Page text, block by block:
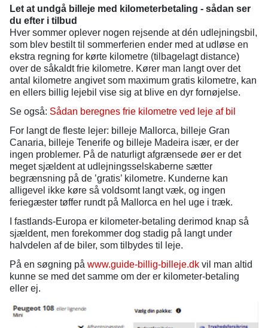
Let at undgå billeje med kilometerbetaling - sådan ser
du efter i tilbud
Hver sommer oplever nogen rejsende at dén udlejningsbil,
som blev bestilt til sommerferien ender med at udløse en
ekstra regning for kørte kilometre (tilbagelagt distance)
over de såkaldt frie kilometre. Kører man langt over det
antal kilometre angivet som maximum gratis kilometre, kan
en ellers billig lejebil vise sig at blive en dyr fornøjelse.
Se også: Sådan beregnes frie kilometre ved leje af bil
For langt de fleste lejer: billeje Mallorca, billeje Gran
Canaria, billeje Tenerife og billeje Madeira især, er der
ingen problemer. På de naturligt afgrænsede øer er det
meget sjældent at udlejningsselskaberne sætter
begrænsning på de ’gratis’ kilometre. Kunderne kan
alligevel ikke køre så voldsomt langt væk, og ingen
feriegæster tøffer rundt på Mallorca en hel uge i træk.
I fastlands-Europa er kilometer-betaling derimod knap så
sjældent, men forekommer dog stadig på langt under
halvdelen af de biler, som tilbydes til leje.
På en søgning på www.guide-billig-billeje.dk vil man altid
kunne se med det samme om der er kilometer-betaling
eller ej.